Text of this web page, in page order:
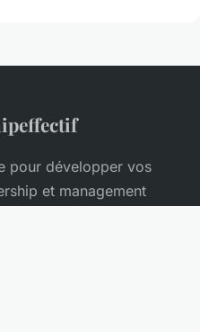
pour développer vos
et management